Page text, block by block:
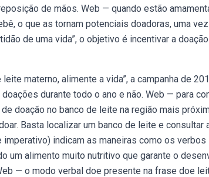
de mãos. Web — quando estão
o que as tornam potenciais doadoras, uma
de uma vida”, o objetivo é incentivar a
materno, alimente a vida”, a campanha de
durante todo o ano e não. Web — para
doação no banco de leite na região mais
Basta localizar um banco de leite e
imperativo) indicam as maneiras como os
um alimento muito nutritivo que garante o
— o modo verbal doe presente na frase doe